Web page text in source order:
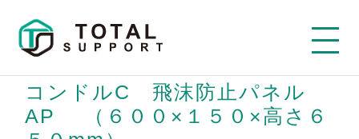
コンドルC 飛沫防止パネル
AP （６００×１５０×高さ６